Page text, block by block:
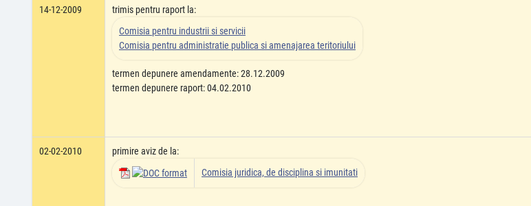
14-12-2009
trimis pentru raport la:
Comisia pentru industrii si servicii
Comisia pentru administratie publica si amenajarea teritoriului
termen depunere amendamente: 28.12.2009
termen depunere raport: 04.02.2010
02-02-2010
primire aviz de la:
Comisia juridica, de disciplina si imunitati